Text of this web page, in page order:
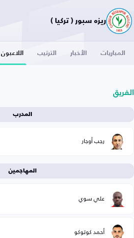
ريزه سبور ( تركيا )
المباريات الأخبار الترتيب اللاعبون
الفريق
المدرب
رجب أوجار
المهاجمين
علي سوي
أحمد كوتوكو